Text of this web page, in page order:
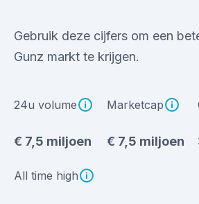
Gebruik deze cijfers om een
Gunz markt te krijgen.
24u volume
€ 7,5 miljoen
Marketcap
€ 7,5 miljoen
All time high